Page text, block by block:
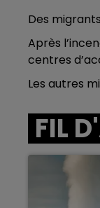
Des
Après
centres
Les autres
FIL